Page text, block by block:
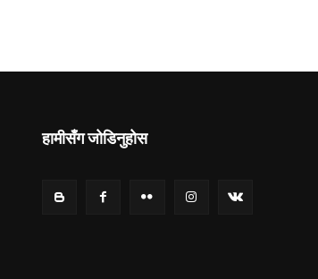
हामीसँग जोडिनुहोस